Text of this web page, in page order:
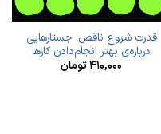
قدرت شروع ناقص؛ جستارهایی
درباره‌ی بهتر انجام‌دادن کارها
۴۱۰,۰۰۰تومان